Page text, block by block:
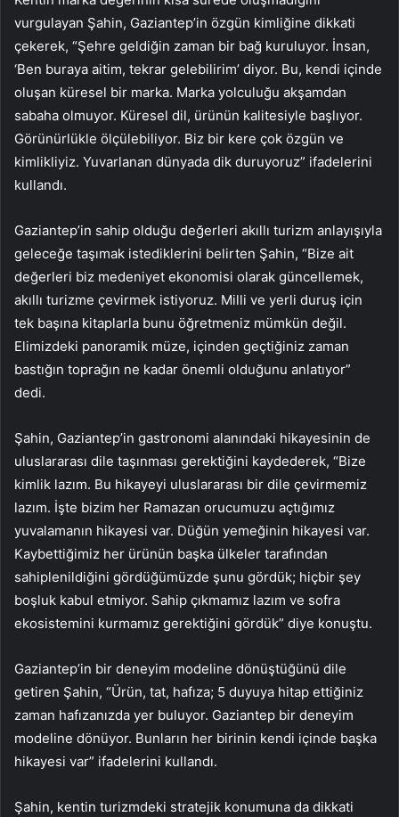
vurgulayan Şahin, Gaziantep’in özgün kimliğine dikkati
çekerek, “Şehre geldiğin zaman bir bağ kuruluyor. İnsan,
‘Ben buraya aitim, tekrar gelebilirim’ diyor. Bu, kendi içinde
oluşan küresel bir marka. Marka yolculuğu akşamdan
sabaha olmuyor. Küresel dil, ürünün kalitesiyle başlıyor.
Görünürlükle ölçülebiliyor. Biz bir kere çok özgün ve
kimlikliyiz. Yuvarlanan dünyada dik duruyoruz” ifadelerini
kullandı.
Gaziantep’in sahip olduğu değerleri akıllı turizm anlayışıyla
geleceğe taşımak istediklerini belirten Şahin, “Bize ait
değerleri biz medeniyet ekonomisi olarak güncellemek,
akıllı turizme çevirmek istiyoruz. Milli ve yerli duruş için
tek başına kitaplarla bunu öğretmeniz mümkün değil.
Elimizdeki panoramik müze, içinden geçtiğiniz zaman
bastığın toprağın ne kadar önemli olduğunu anlatıyor”
dedi.
Şahin, Gaziantep’in gastronomi alanındaki hikayesinin de
uluslararası dile taşınması gerektiğini kaydederek, “Bize
kimlik lazım. Bu hikayeyi uluslararası bir dile çevirmemiz
lazım. İşte bizim her Ramazan orucumuzu açtığımız
yuvalamanın hikayesi var. Düğün yemeğinin hikayesi var.
Kaybettiğimiz her ürünün başka ülkeler tarafından
sahiplenildiğini gördüğümüzde şunu gördük; hiçbir şey
boşluk kabul etmiyor. Sahip çıkmamız lazım ve sofra
ekosistemini kurmamız gerektiğini gördük” diye konuştu.
Gaziantep’in bir deneyim modeline dönüştüğünü dile
getiren Şahin, “Ürün, tat, hafıza; 5 duyuya hitap ettiğiniz
zaman hafızanızda yer buluyor. Gaziantep bir deneyim
modeline dönüyor. Bunların her birinin kendi içinde başka
hikayesi var” ifadelerini kullandı.
Şahin, kentin turizmdeki stratejik konumuna da dikkati